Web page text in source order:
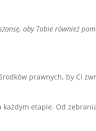
aby Tobie również
prawnych, by Ci
każdym etapie. Od